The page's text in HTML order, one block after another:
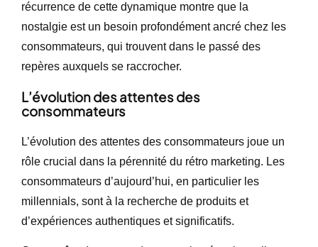
récurrence de cette dynamique montre que la
nostalgie est un besoin profondément ancré chez les
consommateurs, qui trouvent dans le passé des
repères auxquels se raccrocher.
L’évolution des attentes des
consommateurs
L’évolution des attentes des consommateurs joue un
rôle crucial dans la pérennité du rétro marketing. Les
consommateurs d’aujourd’hui, en particulier les
millennials, sont à la recherche de produits et
d’expériences authentiques et significatifs.